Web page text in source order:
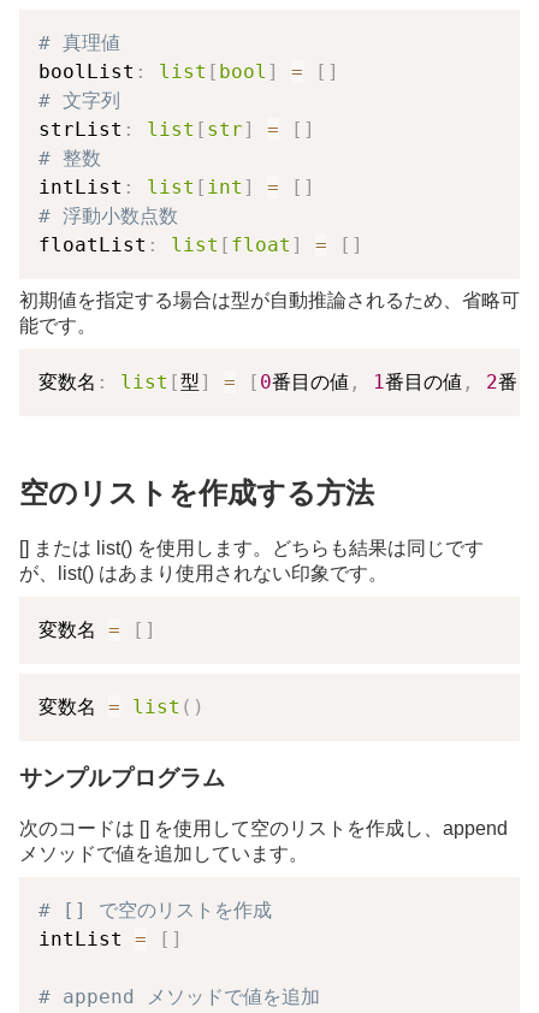
# 真理値
boolList : list [ bool ] = [ ]
# 文字列
strList : list [ str] = [ ]
# 整数
intList : list [ int ] = [ ]
# 浮動小数点数
floatList : list [ float ] = [ ]
初期値を指定する場合は型が自動推論されるため、省略可
能です。
変数名 : list [型] = [ 0番目の値 , 1番目の値 , 2番
空のリストを作成する方法
[] または list() を使用します。どちらも結果は同じです
が、list() はあまり使用されない印象です。
変数名 = [ ]
変数名 = list ( )
サンプルプログラム
次のコードは [] を使用して空のリストを作成し、append
メソッドで値を追加しています。
# [] で空のリストを作成
intList = [ ]
# append メソッドで値を追加